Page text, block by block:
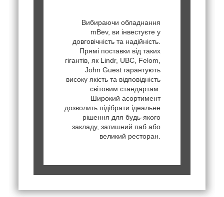
Вибираючи обладнання
mBev, ви інвестуєте у
довговічність та надійність.
Прямі поставки від таких
гігантів, як Lindr, UBC, Felom,
John Guest гарантують
високу якість та відповідність
світовим стандартам.
Широкий асортимент
дозволить підібрати ідеальне
рішення для будь-якого
закладу, затишний паб або
великий ресторан.